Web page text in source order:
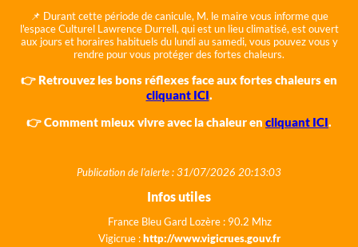
📌 Durant cette période de canicule, M. le maire vous informe que
l'espace Culturel Lawrence Durrell, qui est un lieu climatisé, est ouvert
aux jours et horaires habituels du lundi au samedi, vous pouvez vous y
rendre pour vous protéger des fortes chaleurs.
👉 Retrouvez les bons réflexes face aux fortes chaleurs en
cliquant ICI.
👉 Comment mieux vivre avec la chaleur en cliquant ICI.
Publication de l'alerte : 31/07/2026 20:13:03
Infos utiles
France Bleu Gard Lozère : 90.2 Mhz
Vigicrue :http://www.vigicrues.gouv.fr